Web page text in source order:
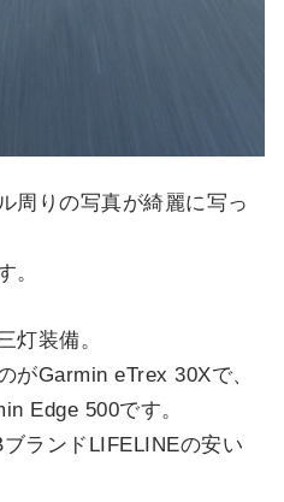
周りの写真が綺麗に写っ
。
灯装備。
がGarmin eTrex 30Xで、
Edge 500です。
ランドLIFELINEの安い